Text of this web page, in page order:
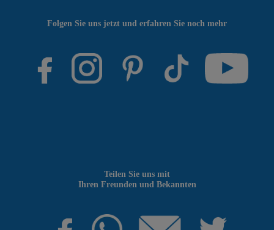
Teilen Sie uns mit
Ihren Freunden und Bekannten
Folgen Sie uns jetzt und erfahren Sie noch mehr